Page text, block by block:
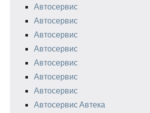
Автосервис
Автосервис
Автосервис
Автосервис
Автосервис
Автосервис
Автосервис
Автосервис Автека